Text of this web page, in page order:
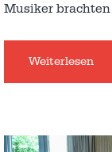
Musiker
Weiterlesen